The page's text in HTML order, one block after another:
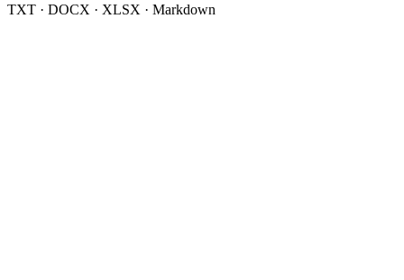
TXT · DOCX · XLSX · Markdown